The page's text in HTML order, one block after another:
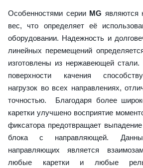
Особенностями серии MG являются
вес, что определяет её
оборудовании. Надежность и
линейных перемещений
изготовлены из нержавеющей стали.
поверхности качения
нагрузок во всех направлениях,
точностью. Благодаря более
каретки улучшено восприятие
фиксатора предотвращает
блока с направляющей.
направляющих является
любые каретки и любые